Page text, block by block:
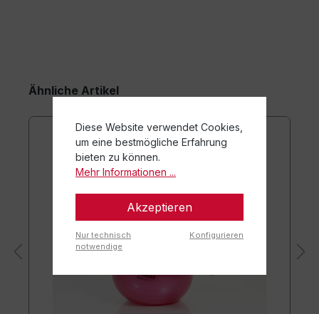
Ähnliche Artikel
Diese Website verwendet Cookies,
um eine bestmögliche Erfahrung
bieten zu können.
Mehr Informationen ...
Akzeptieren
Nur technisch
notwendige
Konfigurieren